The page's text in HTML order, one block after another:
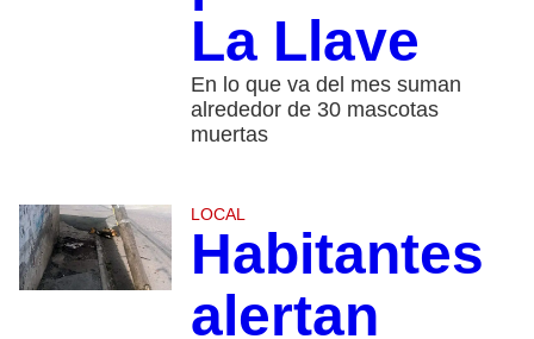
La Llave
En lo que va del mes suman
alrededor de 30 mascotas
muertas
LOCAL
Habitantes
alertan